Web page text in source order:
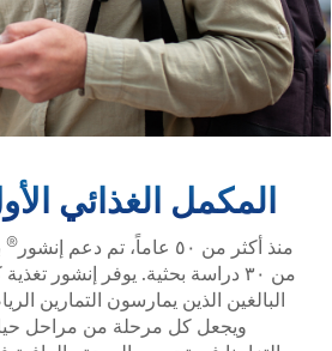
المكمل الغذائي
منذ أكثر من ٥٠ عاماً، تم دعم إنشور ®
من ٣٠ دراسة بحثية. يوفر إنشور
البالغين الذين يمارسون التمارين
ويجعل كل مرحلة من مراحل